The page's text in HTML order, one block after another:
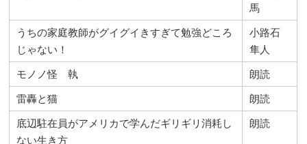
馬
うちの家庭教師がグイグイきすぎて勉強どころ
じゃない！
小路石
隼人
モノノ怪 執
朗読
雷轟と猫
朗読
底辺駐在員がアメリカで学んだギリギリ消耗し
ない生き方
朗読